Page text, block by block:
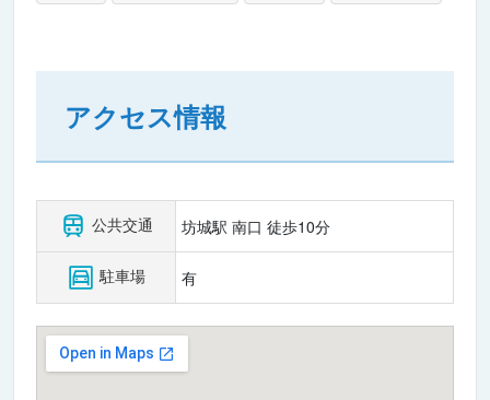
アクセス情報
公共交通 坊城駅 南口 徒歩10分
駐車場 有